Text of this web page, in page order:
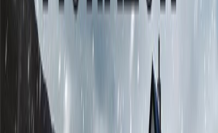
στοιχειώσουν και να την οδηγήσουν σε μοιραία λάθη. Όμως η
Χούλντα, η φοβερή ηρωίδα του Ράγκναρ Γιόνασον, θα επιχειρήσει
να βρει τον δολοφόνο ακόμα και με κίνδυνο της ζωής της. Το
"Σκοτάδι" είναι ένα πρωτότυπο, συναρπαστικό, ατμοσφαιρικό
αστυνομικό θρίλερ, με φόντο τα παγωμένα, σκοτεινά και άγρια
τοπία του απώτατου Βορρά. Search Keyword: The Darkness
Σύγχρονη Λογοτεχνία
Η γνώμη των ακροατών